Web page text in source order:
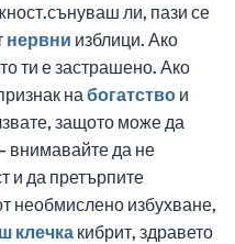
ли, пази се
нервни изблици. Ако
ти е застрашено. Ако
на богатство и
защото може да
внимавайте да не
и да претърпите
необмислено избухване,
клечка кибрит, здравето